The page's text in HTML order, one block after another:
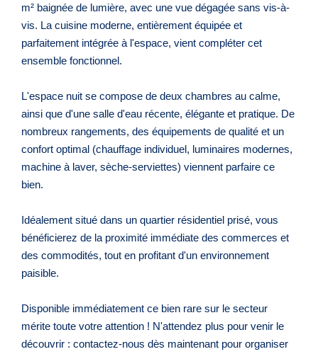
m² baignée de lumière, avec une vue dégagée sans vis-à-
vis. La cuisine moderne, entièrement équipée et
parfaitement intégrée à l'espace, vient compléter cet
ensemble fonctionnel.
L'espace nuit se compose de deux chambres au calme,
ainsi que d'une salle d'eau récente, élégante et pratique. De
nombreux rangements, des équipements de qualité et un
confort optimal (chauffage individuel, luminaires modernes,
machine à laver, sèche-serviettes) viennent parfaire ce
bien.
Idéalement situé dans un quartier résidentiel prisé, vous
bénéficierez de la proximité immédiate des commerces et
des commodités, tout en profitant d'un environnement
paisible.
Disponible immédiatement ce bien rare sur le secteur
mérite toute votre attention ! N'attendez plus pour venir le
découvrir : contactez-nous dès maintenant pour organiser